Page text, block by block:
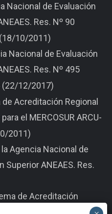
Nacional de Evaluación
Res. Nº 90
10/2011)
Nacional de Evaluación
Res. Nº 495
(22/12/2017)
Acreditación Regional
el MERCOSUR ARCU-
2011)
Agencia Nacional de
Superior ANEAES. Res.
de Acreditación
para el